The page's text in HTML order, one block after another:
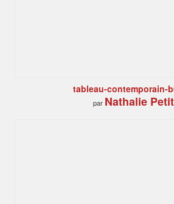
tableau-contemporain-
par Nathalie Petit